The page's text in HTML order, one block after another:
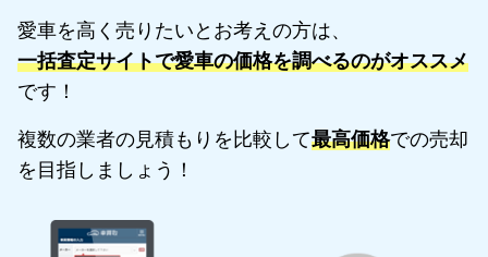
愛車を高く売りたいとお考えの方は、
一括査定サイトで愛車の価格を調べるのがオススメ
です！
複数の業者の見積もりを比較して最高価格での売却
を目指しましょう！